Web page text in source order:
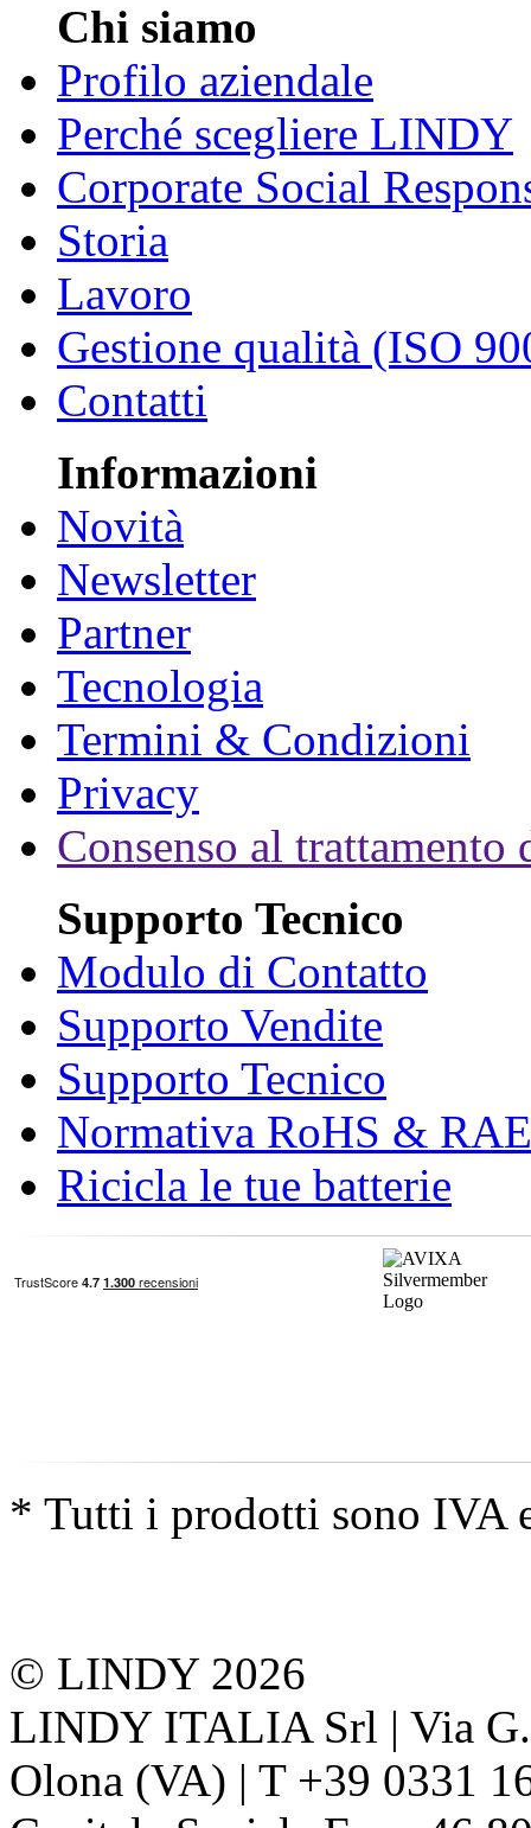
Chi siamo
Profilo aziendale
Perché scegliere LINDY
Corporate Social
Storia
Lavoro
Gestione qualità (ISO
Contatti
Informazioni
Novità
Newsletter
Partner
Tecnologia
Termini & Condizioni
Privacy
Consenso al trattamento
Supporto Tecnico
Modulo di Contatto
Supporto Vendite
Supporto Tecnico
Normativa RoHS &
Ricicla le tue batterie
* Tutti i prodotti sono IVA
© LINDY 2026
LINDY ITALIA Srl | Via
Olona (VA) | T +39 0331